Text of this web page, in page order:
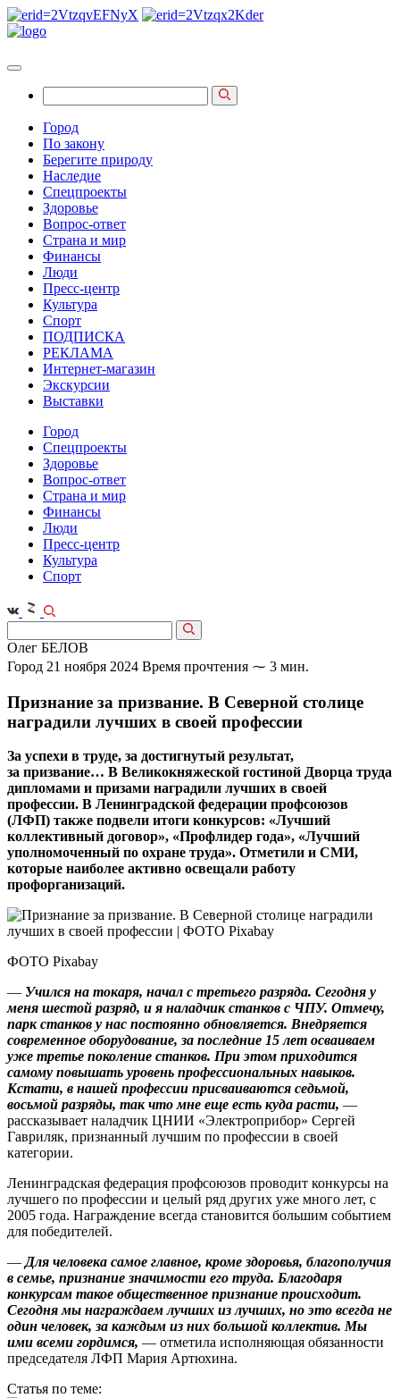
Город
По закону
Берегите природу
Наследие
Спецпроекты
Здоровье
Вопрос-ответ
Страна и мир
Финансы
Люди
Пресс-центр
Культура
Спорт
ПОДПИСКА
РЕКЛАМА
Интернет-магазин
Экскурсии
Выставки
Город
Спецпроекты
Здоровье
Вопрос-ответ
Страна и мир
Финансы
Люди
Пресс-центр
Культура
Спорт
Олег БЕЛОВ
Город 21 ноября 2024 Время прочтения ⁓ 3 мин.
Признание за призвание. В Северной столице
наградили лучших в своей профессии
За успехи в труде, за достигнутый результат,
за призвание… В Великокняжеской гостиной Дворца труда
дипломами и призами наградили лучших в своей
профессии. В Ленинградской федерации профсоюзов
(ЛФП) также подвели итоги конкурсов: «Лучший
коллективный договор», «Профлидер года», «Лучший
уполномоченный по охране труда». Отметили и СМИ,
которые наиболее активно освещали работу
профорганизаций.
ФОТО Pixabay
— Учился на токаря, начал с третьего разряда. Сегодня у
меня шес­той разряд, и я наладчик станков с ЧПУ. Отмечу,
парк станков у нас постоянно обновляется. Внедряется
современное оборудование, за последние 15 лет осваиваем
уже третье поколение станков. При этом приходится
самому повышать уровень профессиональных навыков.
Кстати, в нашей профессии присваиваются седьмой,
восьмой разряды, так что мне еще есть куда расти, —
рассказывает наладчик ЦНИИ «Электроприбор» Сергей
Гавриляк, признанный лучшим по профессии в своей
категории.
Ленинградская федерация проф­союзов проводит конкурсы на
лучшего по профессии и целый ряд других уже много лет, с
2005 года. Награждение всегда становится большим событием
для победителей.
—Для человека самое главное, кроме здоровья, благополучия
в семье, признание значимости его труда. Благодаря
конкурсам такое общественное признание происходит.
Сегодня мы награждаем лучших из лучших, но это всегда не
один человек, за каждым из них большой коллектив. Мы
ими всеми гордимся, — отметила исполняющая обязанности
председателя ЛФП Мария Артюхина.
Статья по теме: